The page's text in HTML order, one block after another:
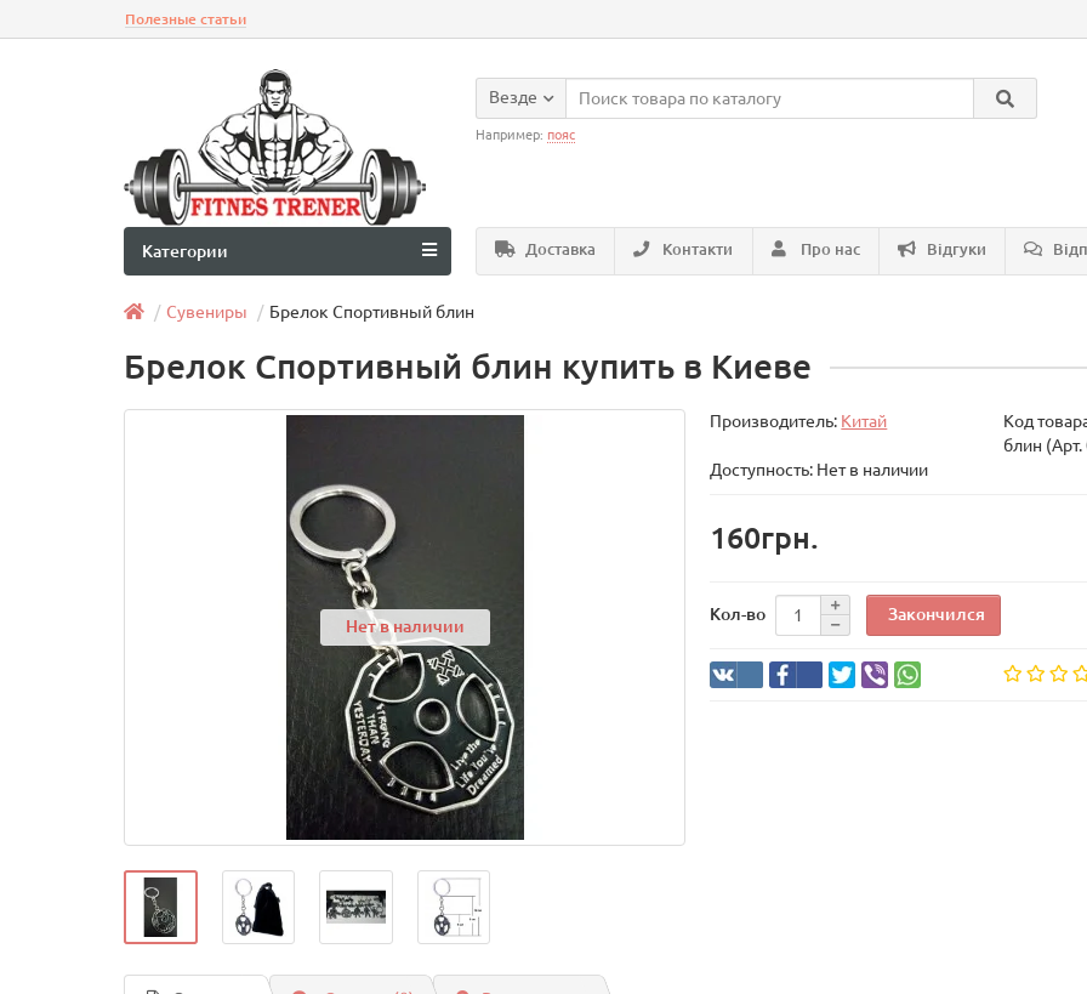
Полезные статьи
Везде
Например: пояс
Доставка Контакти Про нас Відгуки
Категории
Сувениры Брелок Спортивный блин
Брелок Спортивный блин купить в Киеве
Нет в наличии
Производитель: Китай Код
блин (Арт.
Доступность: Нет в наличии
160грн.
Кол-во Закончился